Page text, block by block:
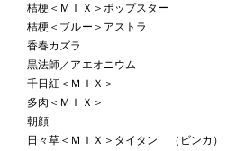
桔梗＜ＭＩＸ＞ポップスター
桔梗＜ブルー＞アストラ
香春カズラ
黒法師／アエオニウム
千日紅＜ＭＩＸ＞
多肉＜ＭＩＸ＞
朝顔
日々草＜ＭＩＸ＞タイタン （ビンカ）